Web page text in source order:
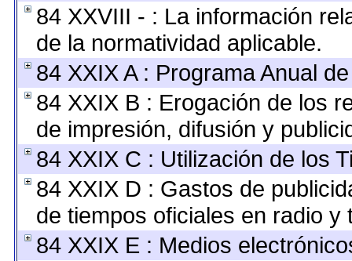
84 XXVIII - : La información
de la normatividad aplicable.
84 XXIX A : Programa Anual
84 XXIX B : Erogación de los
de impresión, difusión y
84 XXIX C : Utilización de los
84 XXIX D : Gastos de
de tiempos oficiales en radio y
84 XXIX E : Medios